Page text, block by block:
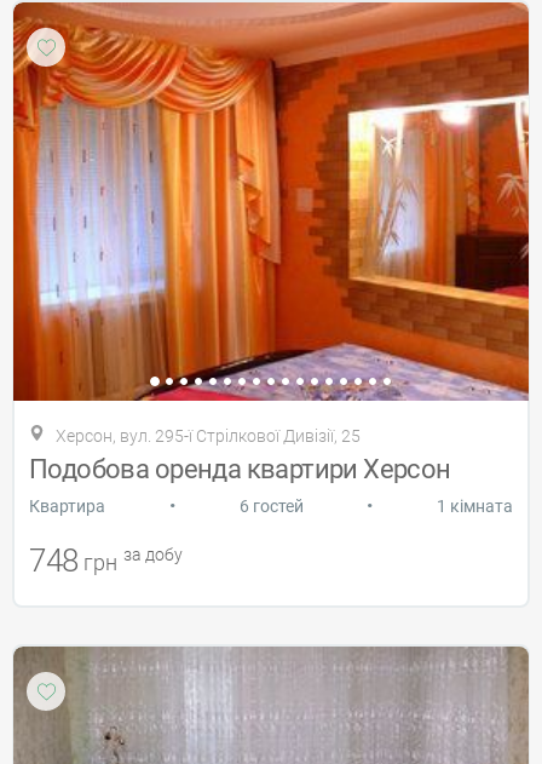
Херсон, вул. 295-ї Стрілкової Дивізії, 25
Подобова оренда квартири Херсон
Квартира • 6 гостей • 1 кімната
748 грн за добу